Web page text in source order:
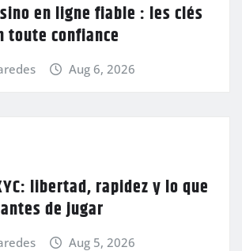
en ligne fiable : les clés
toute confiance
Aug 6, 2026
libertad, rapidez y lo que
de jugar
Aug 5, 2026